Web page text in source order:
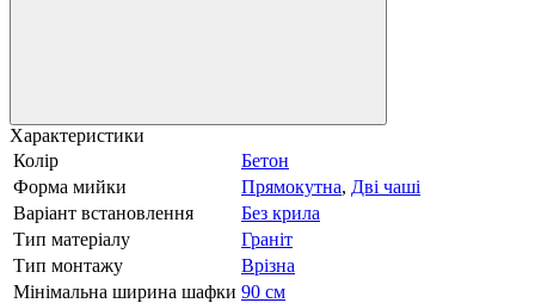
Характеристики
Колір
Бетон
Форма мийки
Прямокутна, Дві чаші
Варіант встановлення
Без крила
Тип матеріалу
Граніт
Тип монтажу
Врізна
Мінімальна ширина шафки 90 см